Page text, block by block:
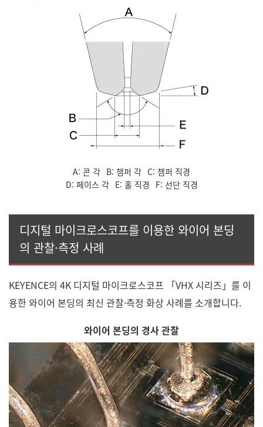
A: 콘 각 B: 챔퍼 각 C: 챔퍼 직경
D: 페이스 각 E: 홀 직경 F: 선단 직경
디지털 마이크로스코프를 이용한 와이어 본딩
의 관찰·측정 사례
KEYENCE의 4K 디지털 마이크로스코프 「VHX 시리즈」를 이
용한 와이어 본딩의 최신 관찰·측정 화상 사례를 소개합니다.
와이어 본딩의 경사 관찰